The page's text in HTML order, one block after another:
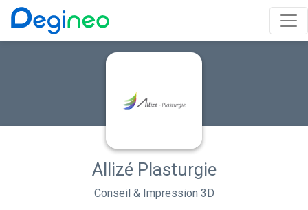
Allizé Plasturgie
Conseil & Impression 3D